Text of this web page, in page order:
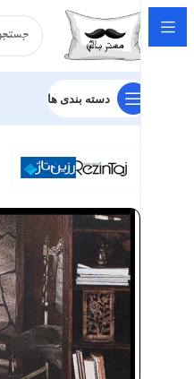
دسته بندی ها
خانه سرویس لحاف